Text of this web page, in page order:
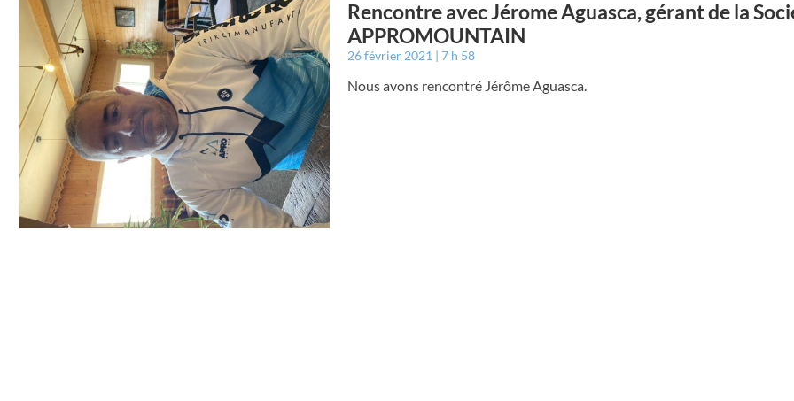
Rencontre avec Jérome Aguasca, gérant de la
APPROMOUNTAIN
26 février 2021 7 h 58
Nous avons rencontré Jérôme Aguasca.